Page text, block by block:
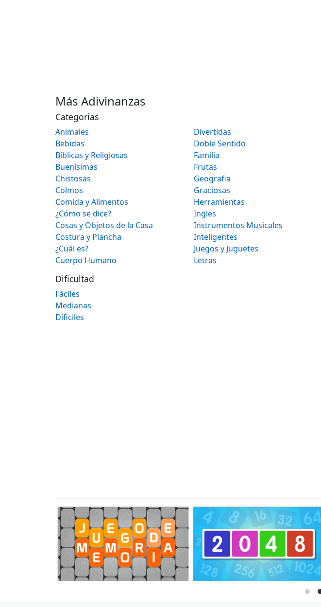
Más Adivinanzas
Categorias
Animales
Bebidas
Bíblicas y Religiosas
Buenísimas
Chistosas
Colmos
Comida y Alimentos
¿Cómo se dice?
Cosas y Objetos de la Casa
Costura y Plancha
¿Cuál es?
Cuerpo Humano
Divertidas
Doble Sentido
Familia
Frutas
Geografia
Graciosas
Herramientas
Ingles
Instrumentos Musicales
Inteligentes
Juegos y Juguetes
Letras
Dificultad
Fáciles
Medianas
Dificiles